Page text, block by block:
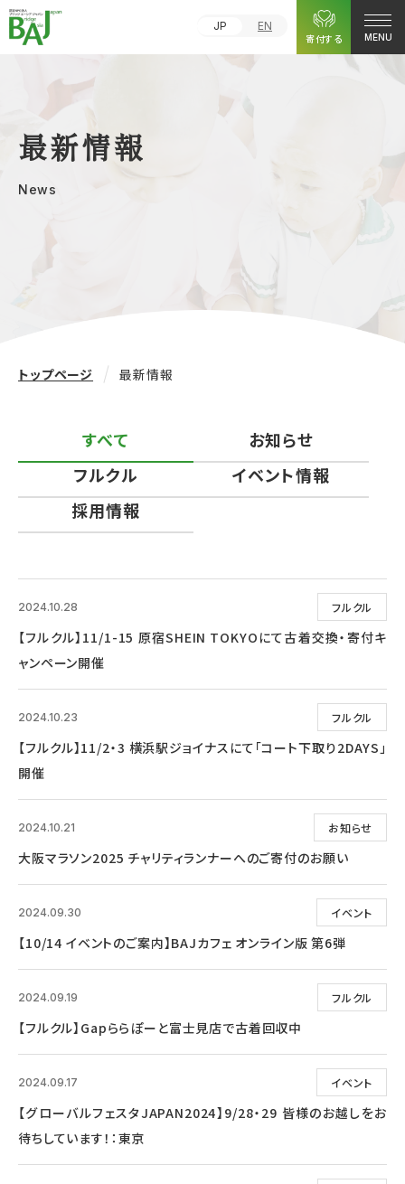
JP
EN
寄付する
MENU
最新情報
News
トップページ 最新情報
すべて
お知らせ
フルクル
イベント情報
採用情報
フルクル
2024.10.28
【フルクル】11/1-15 原宿SHEIN TOKYOにて古着交換・寄付キ
ャンペーン開催
フルクル
2024.10.23
【フルクル】11/2・3 横浜駅ジョイナスにて「コート下取り2DAYS」
開催
お知らせ
2024.10.21
大阪マラソン2025 チャリティランナーへのご寄付のお願い
イベント
2024.09.30
【10/14 イベントのご案内】BAJカフェ オンライン版 第6弾
フルクル
2024.09.19
【フルクル】Gapららぽーと富士見店で古着回収中
イベント
2024.09.17
【グローバルフェスタJAPAN2024】9/28・29 皆様のお越しをお
待ちしています！：東京